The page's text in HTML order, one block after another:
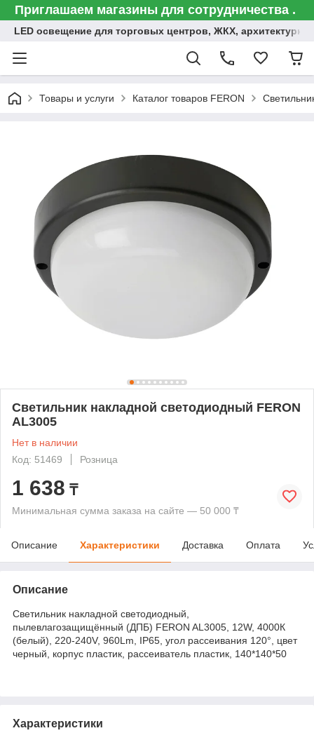
Приглашаем магазины для сотрудничества .
LED освещение для торговых центров, ЖКХ,
Товары и услуги Каталог товаров FERON
Светильник накладной светодиодный FERON
AL3005
Нет в наличии
Код: 51469
Розница
1 638 ₸
Минимальная сумма заказа на сайте — 50 000 ₸
Описание Характеристики Доставка Оплата
Описание
Светильник накладной светодиодный,
пылевлагозащищённый (ДПБ) FERON AL3005, 12W, 4000К
(белый), 220-240V, 960Lm, IP65, угол рассеивания 120°, цвет
черный, корпус пластик, рассеиватель пластик, 140*140*50
Характеристики